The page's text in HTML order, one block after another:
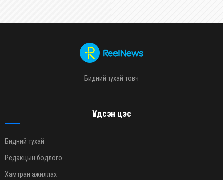
Бидний тухай товч
Үндсэн цэс
Бидний тухай
Редакцын бодлого
Хамтран ажиллах